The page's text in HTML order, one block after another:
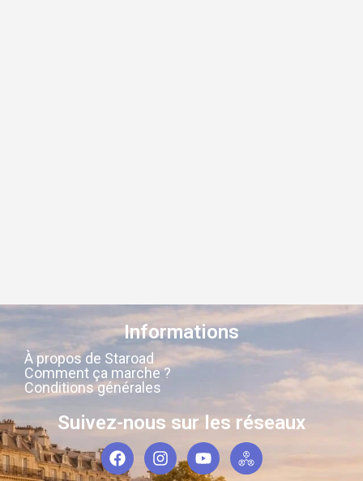
Informations
À propos de Staroad
Comment ça marche ?
Conditions générales
Suivez-nous sur les réseaux